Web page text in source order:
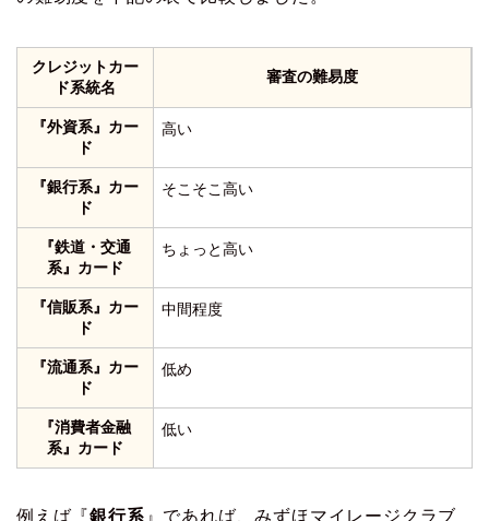
クレジットカー
ド系統名
審査の難易度
『外資系』カー
ド
高い
『銀行系』カー
ド
そこそこ高い
『鉄道・交通
系』カード
ちょっと高い
『信販系』カー
ド
中間程度
『流通系』カー
ド
低め
『消費者金融
系』カード
低い
例えば『銀行系 』であれば、みずほマイレージクラブ